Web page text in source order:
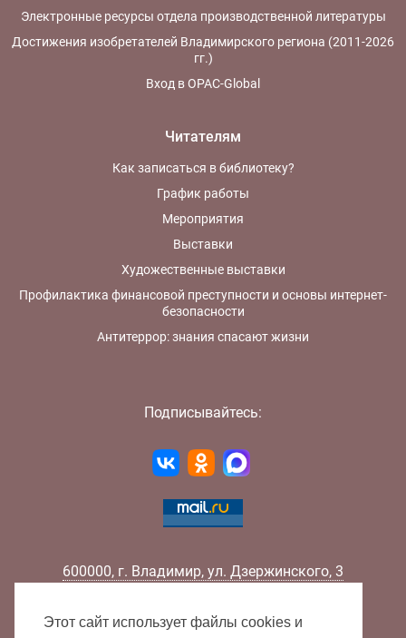
Электронные ресурсы отдела производственной литературы
Достижения изобретателей Владимирского региона (2011-2026
гг.)
Вход в OPAC-Global
Читателям
Как записаться в библиотеку?
График работы
Мероприятия
Выставки
Художественные выставки
Профилактика финансовой преступности и основы интернет-
безопасности
Антитеррор: знания спасают жизни
Подписывайтесь:
600000, г. Владимир, ул. Дзержинского, 3
Факс:
+7 (4922) 32-52-88
Этот сайт использует файлы cookies и